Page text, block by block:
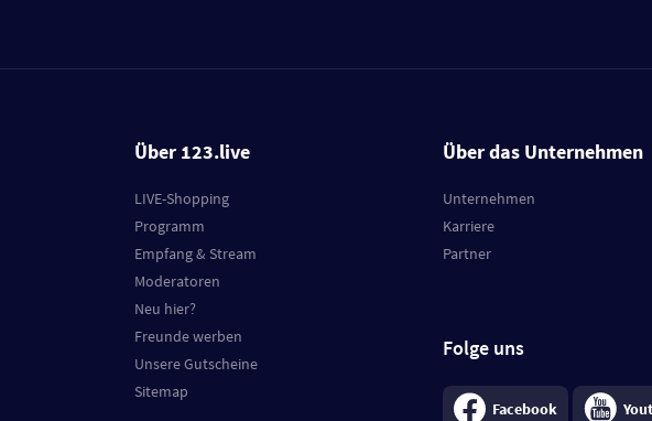
Über 123.live
LIVE-Shopping
Programm
Empfang & Stream
Moderatoren
Neu hier?
Freunde werben
Unsere Gutscheine
Sitemap
Über das Unternehmen
Unternehmen
Karriere
Partner
Folge uns
Facebook